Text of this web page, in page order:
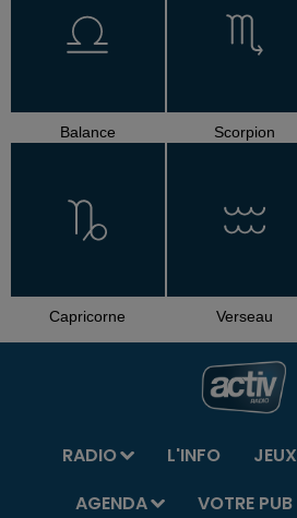
Balance Scorpion
Capricorne Verseau
RADIO L'INFO JEUX
AGENDA
VOTRE PUB